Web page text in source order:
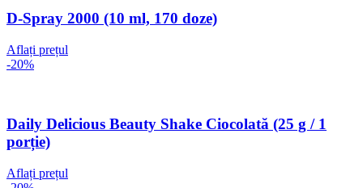
D-Spray 2000 (10 ml, 170 doze)
Aflați prețul
-20%
Daily Delicious Beauty Shake Ciocolată (25 g / 1
porție)
Aflați prețul